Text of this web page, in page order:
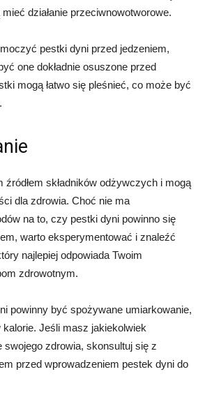
działanie przeciwnowotworowe.
pestki dyni przed jedzeniem,
one dokładnie osuszone przed
mogą łatwo się pleśnieć, co może być
źródłem składników odżywczych i mogą
dla zdrowia. Choć nie ma
na to, czy pestki dyni powinno się
warto eksperymentować i znaleźć
najlepiej odpowiada Twoim
zdrowotnym.
powinny być spożywane umiarkowanie,
kalorie. Jeśli masz jakiekolwiek
zdrowia, skonsultuj się z
przed wprowadzeniem pestek dyni do